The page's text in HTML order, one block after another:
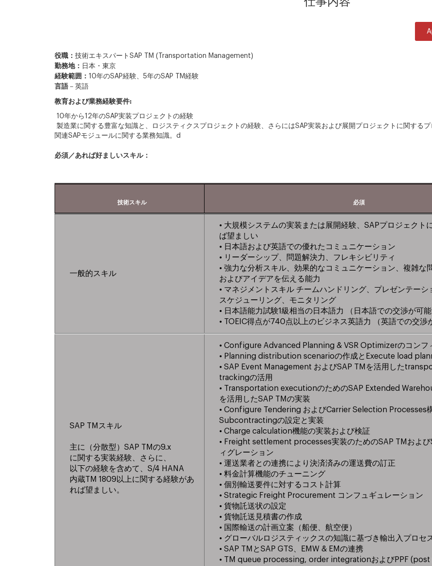
役職： 技術エキスパートSAP TM (Transportation Management)
勤務地： 日本・東京
経験範囲： 10年のSAP経験、5年のSAP TM経験
言語 －英語
教育および業務経験要件:
10年から12年のSAP実装プロジェクトの経験
製造業に関する豊富な知識と、ロジスティクスプロジェクトの経験、さらにはSAP実装および展開プロジェクトに関するプ
関連SAPモジュールに関する業務知識。d
必須／あれば好ましいスキル：
技術スキル 必須
一般的スキル
• 大規模システムの実装または展開経験、SAPプロジェクト
ば望ましい
• 日本語および英語での優れたコミュニケーション
• リーダーシップ、問題解決力、フレキシビリティ
• 強力な分析スキル、効果的なコミュニケーション、複雑な
およびアイデアを伝える能力
• マネジメントスキル チームハンドリング、プレゼンテーシ
スケジューリング、モニタリング
• 日本語能力試験1級相当の日本語力 （日本語での交渉が可能
• TOEIC得点が740点以上のビジネス英語力 （英語での交渉
SAP TMスキル
主に（分散型）SAP TMの9.x
に関する実装経験、さらに、
以下の経験を含めて、S/4 HANA
内蔵TM 1809以上に関する経験があ
れば望ましい。
• Configure Advanced Planning & VSR Optimizerのコンフ
• Planning distribution scenarioの作成とExecute load
• SAP Event Management およびSAP TMを活用した
trackingの活用
• Transportation executionのためのSAP Extended
を活用したSAP TMの実装
• Configure Tendering およびCarrier Selection Processes
Subcontractingの設定と実装
• Charge calculation機能の実装および検証
• Freight settlement processes実装のためのSAP TMおよび
ィグレーション
• 運送業者との連携により決済済みの運送費の訂正
• 料金計算機能のチューニング
• 個別輸送要件に対するコスト計算
• Strategic Freight Procurement コンフュギュレーション
• 貨物託送状の設定
• 貨物託送見積書の作成
• 国際輸送の計画立案（船便、航空便）
• グローバルロジスティックスの知識に基づき輸出入プロセ
• SAP TMとSAP GTS、EMW & EMの連携
• TM queue processing, order integrationおよびPPF